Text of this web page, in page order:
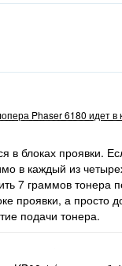
Phaser 6180 идет
в блоках проявки.
в каждый из
7 граммов тонера
проявки, а просто
подачи тонера.